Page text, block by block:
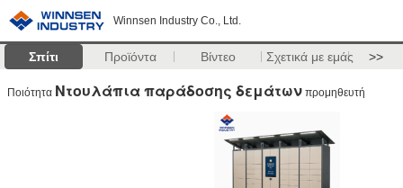
Winnsen Industry Co., Ltd.
Σπίτι Προϊόντα Βίντεο Σχετικά με εμάς >>
Ποιότητα Ντουλάπια παράδοσης δεμάτων προμηθευτή